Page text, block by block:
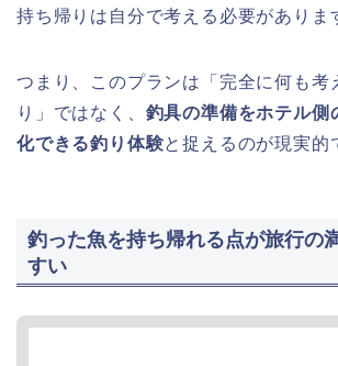
持ち帰りは自分で考える必要がありま
つまり、このプランは「完全に何も考
り」ではなく、 釣具の準備をホテル側
化できる釣り体験と捉えるのが現実的
釣った魚を持ち帰れる点が旅行の
すい